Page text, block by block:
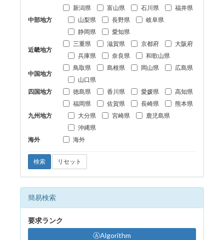
中部地方
新潟県 富山県 石川県
福井県
山梨県
長野県
岐阜県
静岡県
愛知県
近畿地方
三重県 滋賀県 京都府
大阪府
兵庫県
奈良県 和歌山県
中国地方
鳥取県 島根県 岡山県
広島県
山口県
四国地方
徳島県 香川県 愛媛県 高知県
九州地方
福岡県 佐賀県 長崎県
熊本県
大分県
宮崎県
鹿児島県
沖縄県
海外
海外
検索 リセット
簡易検索
要求ランク
ⒶAlgorithm